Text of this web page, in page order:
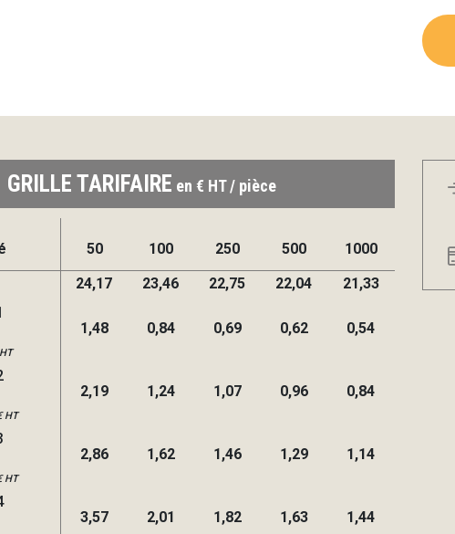
GRILLE TARIFAIRE en € HT / pièce
50 100 250 500 1000
24,17 23,46 22,75 22,04
21,33
1,48 0,84 0,69 0,62 0,54
HT
2,19 1,24 1,07 0,96 0,84
HT
2,86 1,62 1,46 1,29 1,14
3,57 2,01 1,82 1,63 1,44